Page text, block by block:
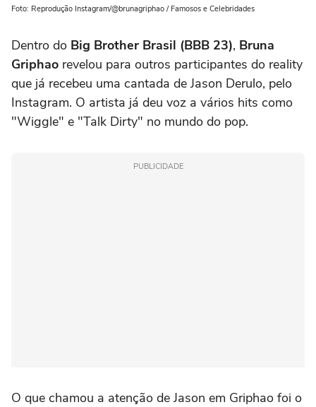
Foto: Reprodução Instagram/@brunagriphao / Famosos e Celebridades
Dentro do Big Brother Brasil (BBB 23), Bruna
Griphao revelou para outros participantes do reality
que já recebeu uma cantada de Jason Derulo, pelo
Instagram. O artista já deu voz a vários hits como
"Wiggle" e "Talk Dirty" no mundo do pop.
PUBLICIDADE
O que chamou a atenção de Jason em Griphao foi o